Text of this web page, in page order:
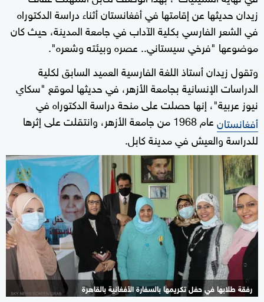
زيدان حديثها عن إقامتها في أفغانستان أثناء دراسة الدكتوراه
في الشعر الفارسي بكلية الآداب في جامعة المدينة، حيث كان
موضوعها "فرخي سيستاني.. عصره وبيئته وشعره".
وتقول زيدان أستاذ اللغة الفارسية العميد السابق لكلية
الدراسات الإنسانية بجامعة الأزهر، في حديثها لموقع "سكاي
نيوز عربية"، إنها حصلت على منحة دراسة الدكتوراه في
أفغانستان
عام 1968 من جامعة الأزهر، وانتقلت على إثرها
للدراسة والعيش في مدينة كابل.
رفقة طلابها في حفل تكريمها بالسفارة الأفغانية بالقاهرة